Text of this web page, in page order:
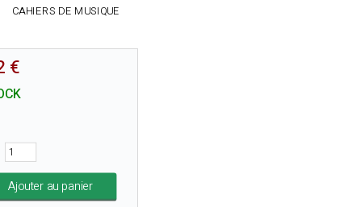
CAHIERS DE MUSIQUE
€
au panier